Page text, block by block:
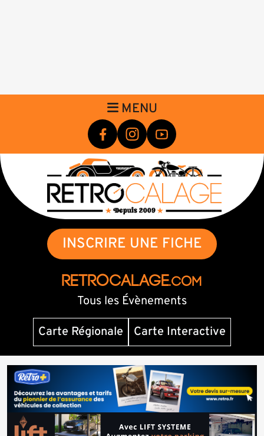
MENU
INSCRIRE UNE FICHE
RETROCALAGE.com
Tous les Évènements
Carte Régionale
Carte Interactive